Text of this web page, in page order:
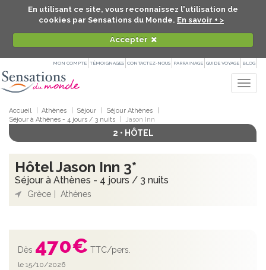
En utilisant ce site, vous reconnaissez l'utilisation de
cookies par Sensations du Monde. En savoir + >
Accepter
MON COMPTE TÉMOIGNAGES CONTACTEZ-NOUS PARRAINAGE GUIDE VOYAGE BLOG
Accueil Athènes Séjour
Séjour Athènes
Séjour à Athènes - 4 jours / 3 nuits
Jason Inn
2 • HÔTEL
Hôtel Jason Inn 3*
Séjour à Athènes - 4 jours / 3 nuits
Grèce Athènes
Dès 470€ TTC/pers.
le 15/10/2026